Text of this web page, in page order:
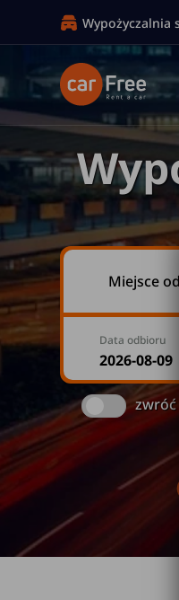
Miejsce
Data odbioru
Wypożyczalnia